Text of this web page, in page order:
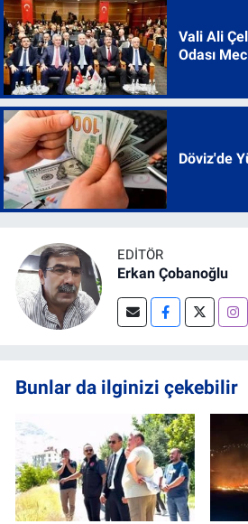
Vali Ali
Odası
Döviz'de
EDITÖR
Erkan Çobanoğlu
Bunlar da ilginizi çekebilir